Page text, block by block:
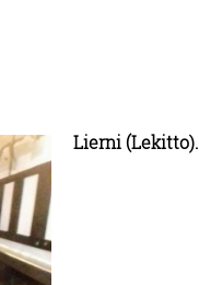
Lierni (Lekitto).